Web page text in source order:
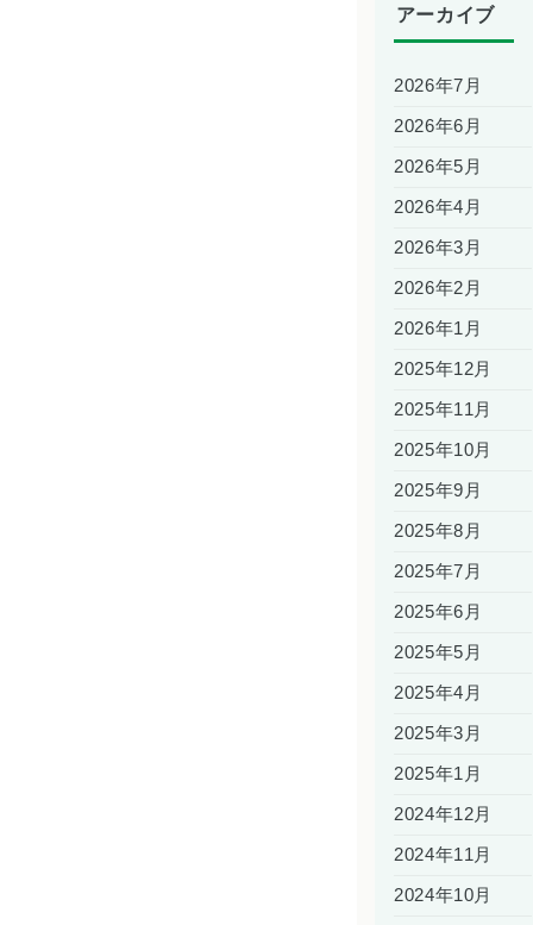
アーカイブ
2026年7月
2026年6月
2026年5月
2026年4月
2026年3月
2026年2月
2026年1月
2025年12月
2025年11月
2025年10月
2025年9月
2025年8月
2025年7月
2025年6月
2025年5月
2025年4月
2025年3月
2025年1月
2024年12月
2024年11月
2024年10月